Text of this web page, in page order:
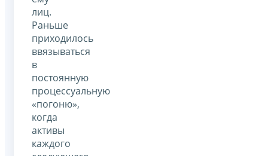
лиц.
Раньше
приходилось
ввязываться
в
постоянную
процессуальную
«погоню»,
когда
активы
каждого